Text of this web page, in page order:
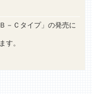
－Ｃタイプ」の発売に
す。